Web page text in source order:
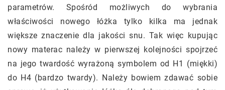
parametrów. Spośród możliwych do wybrania
właściwości nowego łóżka tylko kilka ma jednak
większe znaczenie dla jakości snu. Tak więc kupując
nowy materac należy w pierwszej kolejności spojrzeć
na jego twardość wyrażoną symbolem od H1 (miękki)
do H4 (bardzo twardy). Należy bowiem zdawać sobie